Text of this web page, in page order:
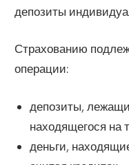
депозиты
Страхованию
операции:
депозиты,
находящегося на
деньги,